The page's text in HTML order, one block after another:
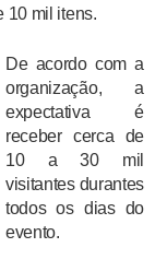
10 mil itens.
De acordo com a
organização, a
expectativa é
receber cerca de
10 a 30 mil
visitantes durantes
todos os dias do
evento.